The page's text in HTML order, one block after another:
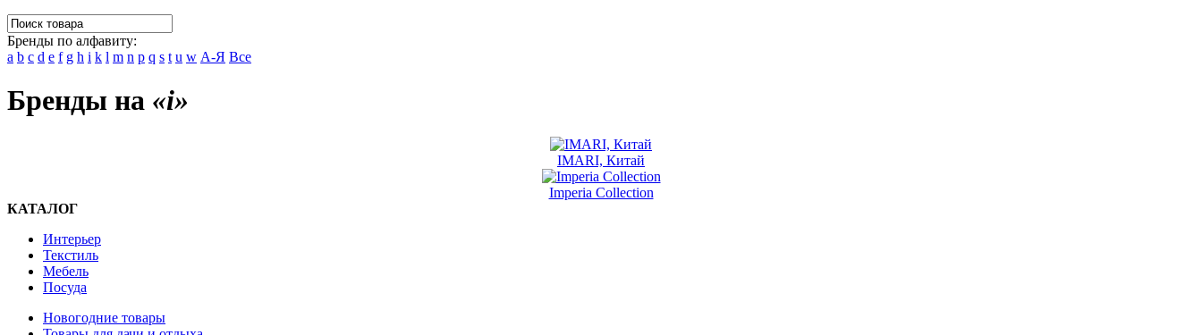
Бренды по алфавиту:
a b c d e f g h i k l m n p q s t u w А-Я Все
Бренды на «i»
IMARI, Китай
Imperia Collection
КАТАЛОГ
Интерьер
Текстиль
Мебель
Посуда
Новогодние товары